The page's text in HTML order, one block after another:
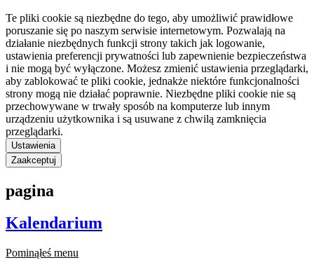
Te pliki cookie są niezbędne do tego, aby umożliwić prawidłowe
poruszanie się po naszym serwisie internetowym. Pozwalają na
działanie niezbędnych funkcji strony takich jak logowanie,
ustawienia preferencji prywatności lub zapewnienie bezpieczeństwa
i nie mogą być wyłączone. Możesz zmienić ustawienia przeglądarki,
aby zablokować te pliki cookie, jednakże niektóre funkcjonalności
strony mogą nie działać poprawnie. Niezbędne pliki cookie nie są
przechowywane w trwały sposób na komputerze lub innym
urządzeniu użytkownika i są usuwane z chwilą zamknięcia
przeglądarki.
Ustawienia
Zaakceptuj
pagina
Kalendarium
Pominąłeś menu